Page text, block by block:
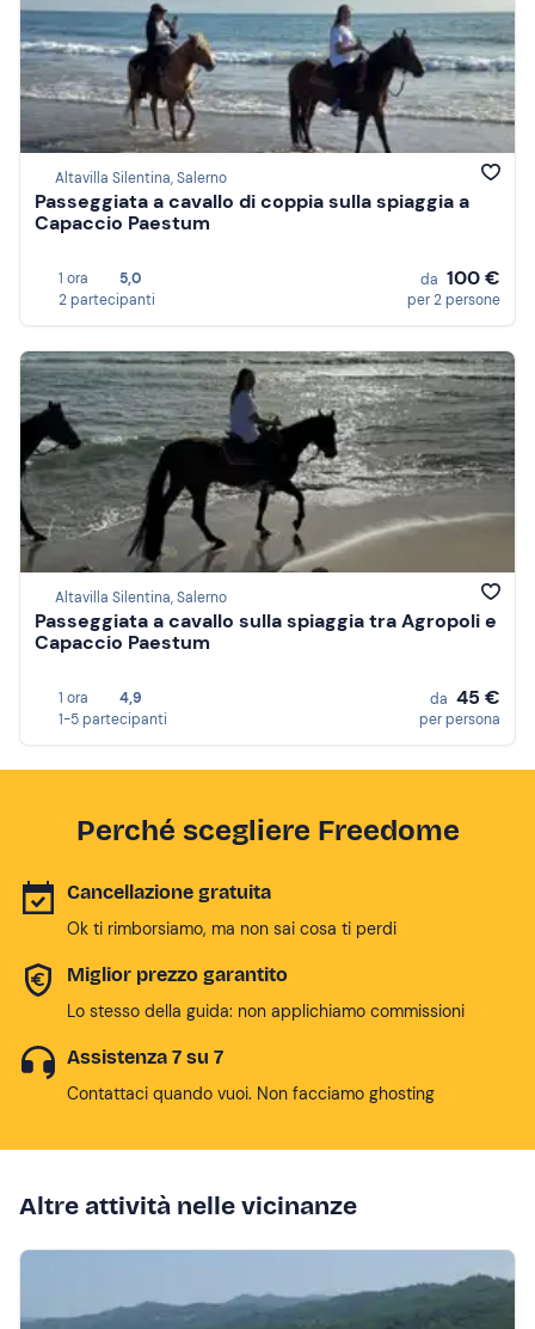
Altavilla Silentina, Salerno
Passeggiata a cavallo di coppia sulla spiaggia a
Capaccio Paestum
1 ora
5,0
2 partecipanti
da 100 €
per 2 persone
Altavilla Silentina, Salerno
Passeggiata a cavallo sulla spiaggia tra Agropoli e
Capaccio Paestum
1 ora
4,9
1-5 partecipanti
da 45 €
per persona
Perché scegliere Freedome
Cancellazione gratuita
Ok ti rimborsiamo, ma non sai cosa ti perdi
Miglior prezzo garantito
Lo stesso della guida: non applichiamo commissioni
Assistenza 7 su 7
Contattaci quando vuoi. Non facciamo ghosting
Altre attività nelle vicinanze